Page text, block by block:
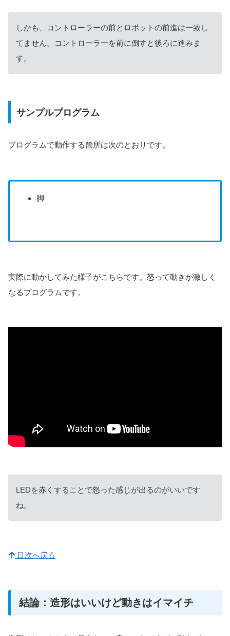
しかも、コントローラーの前とロボットの前進は一致し
てません。コントローラーを前に倒すと後ろに進みま
す。
サンプルプログラム
プログラムで動作する箇所は次のとおりです。
脚
実際に動かしてみた様子がこちらです。怒って動きが激しく
なるプログラムです。
LEDを赤くすることで怒った感じが出るのがいいです
ね。
目次へ戻る
結論：造形はいいけど動きはイマイチ